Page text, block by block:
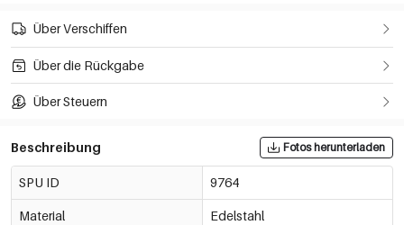
Über Verschiffen
Über die Rückgabe
Über Steuern
Beschreibung Fotos herunterladen
SPU ID 9764
Material Edelstahl